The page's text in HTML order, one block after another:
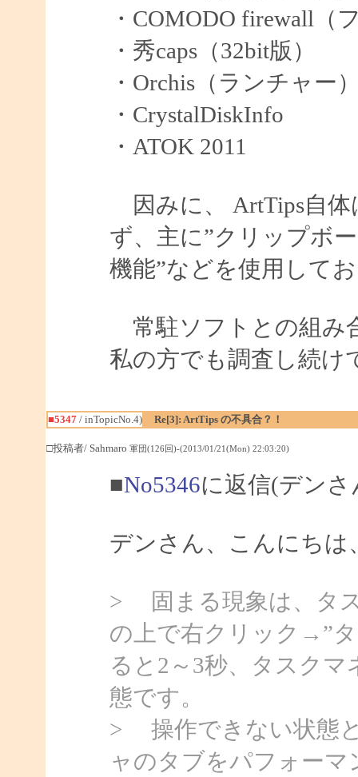
・COMODO firewall
・秀caps（32bit版）
・Orchis（ランチャー
・CrystalDiskInfo
・ATOK 2011
因みに、 ArtTips自体
ず、主に”クリップボ
機能”などを使用して
常駐ソフトとの組み
私の方でも調査し続け
■5347/ inTopicNo.4) Re[3]: ArtTips の不具合？！
□投稿者/ Sahmaro 軍団(126回)-(2013/01/21(Mon) 22:03:20)
■No5346に返信(デンさ
デンさん、こんにちは
> 固まる現象は、タ
の上で右クリック→”
ると2～3秒、タスク
態です。
> 操作できない状態
ャのタブをパフォー